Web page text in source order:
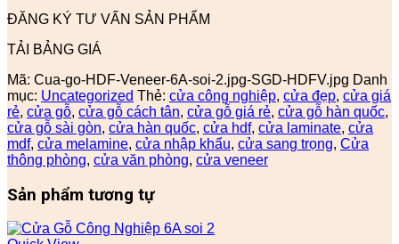
ĐĂNG KÝ TƯ VẤN SẢN PHẨM
TẢI BẢNG GIÁ
Mã: Cua-go-HDF-Veneer-6A-soi-2.jpg-SGD-HDFV.jpg Danh
mục: Uncategorized Thẻ: cửa công nghiệp, cửa đẹp, cửa giá
rẻ, cửa gỗ, cửa gỗ cách tân, cửa gỗ giá rẻ, cửa gỗ hàn quốc,
cửa gỗ sài gòn, cửa hàn quốc, cửa hdf, cửa laminate, cửa
mdf, cửa melamine, cửa nhập khẩu, cửa sang trọng, Cửa
thông phòng, cửa văn phòng, cửa veneer
Sản phẩm tương tự